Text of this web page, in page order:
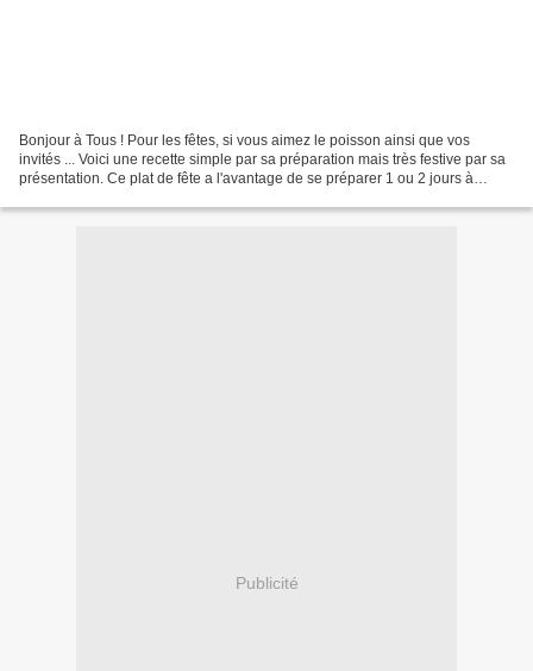
Bonjour à Tous ! Pour les fêtes, si vous aimez le poisson ainsi que vos
invités ... Voici une recette simple par sa préparation mais très festive par sa
présentation. Ce plat de fête a l'avantage de se préparer 1 ou 2 jours à
Publicité